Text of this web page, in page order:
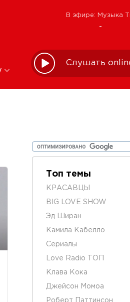
В эфире: Музыка
Слушать
Топ темы
КРАСАВЦЫ
BIG LOVE SHOW
Эд Ширан
Камила Кабелло
Сериалы
Love Radio ТОП
Клава Кока
Джейсон Момоа
Роберт Паттинсон